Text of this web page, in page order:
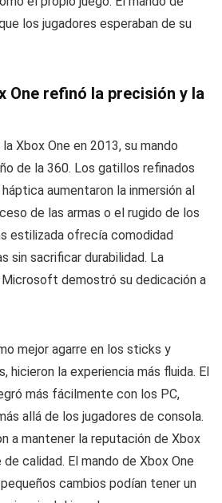
los jugadores esperaban de su
One refinó la precisión y la
Xbox One en 2013, su mando
de la 360. Los gatillos refinados
aumentaron la inmersión al
de las armas o el rugido de los
estilizada ofrecía comodidad
sin sacrificar durabilidad. La
demostró su dedicación a
mejor agarre en los sticks y
hicieron la experiencia más fluida. El
más fácilmente con los PC,
allá de los jugadores de consola.
a mantener la reputación de Xbox
calidad. El mando de Xbox One
cambios podían tener un